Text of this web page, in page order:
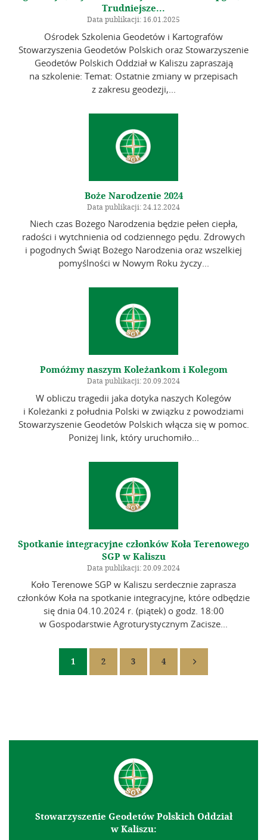
Trudniejsze...
Data publikacji: 16.01.2025
Ośrodek Szkolenia Geodetów i Kartografów
Stowarzyszenia Geodetów Polskich oraz Stowarzyszenie
Geodetów Polskich Oddział w Kaliszu zapraszają
na szkolenie: Temat: Ostatnie zmiany w przepisach
z zakresu geodezji,...
Boże Narodzenie 2024
Data publikacji: 24.12.2024
Niech czas Bożego Narodzenia będzie pełen ciepła,
radości i wytchnienia od codziennego pędu. Zdrowych
i pogodnych Świąt Bożego Narodzenia oraz wszelkiej
pomyślności w Nowym Roku życzy...
Pomóżmy naszym Koleżankom i Kolegom
Data publikacji: 20.09.2024
W obliczu tragedii jaka dotyka naszych Kolegów
i Koleżanki z południa Polski w związku z powodziami
Stowarzyszenie Geodetów Polskich włącza się w pomoc.
Poniżej link, który uruchomiło...
Spotkanie integracyjne członków Koła Terenowego
SGP w Kaliszu
Data publikacji: 20.09.2024
Koło Terenowe SGP w Kaliszu serdecznie zaprasza
członków Koła na spotkanie integracyjne, które odbędzie
się dnia 04.10.2024 r. (piątek) o godz. 18:00
w Gospodarstwie Agroturystycznym Zacisze...
1 2 3 4 
Stowarzyszenie Geodetów Polskich Oddział
w Kaliszu: